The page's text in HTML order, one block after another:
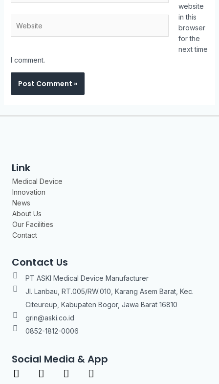
website
in this
browser
for the
next time
I comment.
Link
Medical Device
Innovation
News
About Us
Our Facilities
Contact
Contact Us
PT ASKI Medical Device Manufacturer
Jl. Lanbau, RT.005/RW.010, Karang Asem Barat, Kec.
Citeureup, Kabupaten Bogor, Jawa Barat 16810
grin@aski.co.id
0852-1812-0006
Social Media & App